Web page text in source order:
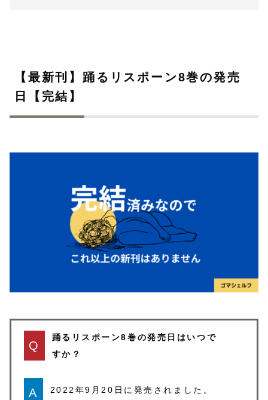
【最新刊】踊るリスポーン8巻の発売
日【完結】
Q
踊るリスポーン8巻の発売日はいつで
すか？
A 2022年9月20日に発売されました。